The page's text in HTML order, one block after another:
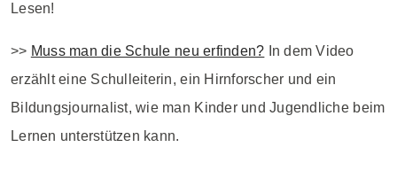
Lesen!
>> Muss man die Schule neu erfinden? In dem Video
erzählt eine Schulleiterin, ein Hirnforscher und ein
Bildungsjournalist, wie man Kinder und Jugendliche beim
Lernen unterstützen kann.